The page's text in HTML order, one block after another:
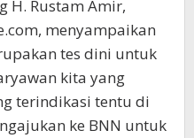
H. Rustam Amir,
menyampaikan
tes dini untuk
kita yang
terindikasi tentu di
ke BNN untuk